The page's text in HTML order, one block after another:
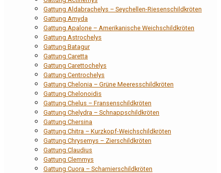
Gattung Aldabrachelys – Seychellen-Riesenschildkröten
Gattung Amyda
Gattung Apalone – Amerikanische Weichschildkröten
Gattung Astrochelys
Gattung Batagur
Gattung Caretta
Gattung Carettochelys
Gattung Centrochelys
Gattung Chelonia – Grüne Meeresschildkröten
Gattung Chelonoidis
Gattung Chelus – Fransenschildkröten
Gattung Chelydra – Schnappschildkröten
Gattung Chersina
Gattung Chitra – Kurzkopf-Weichschildkröten
Gattung Chrysemys – Zierschildkröten
Gattung Claudius
Gattung Clemmys
Gattung Cuora – Scharnierschildkröten